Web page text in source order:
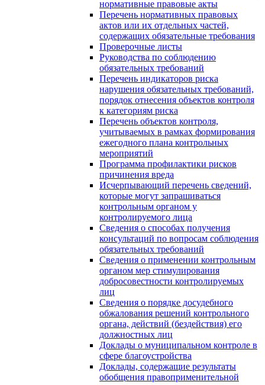
нормативные правовые акты
Перечень нормативных правовых
актов или их отдельных частей,
содержащих обязательные требования
Проверочные листы
Руководства по соблюдению
обязательных требований
Перечень индикаторов риска
нарушения обязательных требований,
порядок отнесения объектов контроля
к категориям риска
Перечень объектов контроля,
учитываемых в рамках формирования
ежегодного плана контрольных
мероприятий
Программа профилактики рисков
причинения вреда
Исчерпывающий перечень сведений,
которые могут запрашиваться
контрольным органом у
контролируемого лица
Сведения о способах получения
консультаций по вопросам соблюдения
обязательных требований
Сведения о применении контрольным
органом мер стимулирования
добросовестности контролируемых
лиц
Сведения о порядке досудебного
обжалования решений контрольного
органа, действий (бездействия) его
должностных лиц
Доклады о муниципальном контроле в
сфере благоустройства
Доклады, содержащие результаты
обобщения правоприменительной